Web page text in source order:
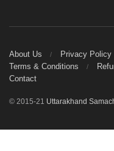
About Us Privacy Policy
Terms & Conditions
Contact
© 2015-21 Uttarakhand